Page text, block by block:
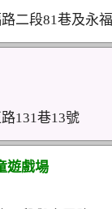
二段81巷及永
131巷13號
遊戲場